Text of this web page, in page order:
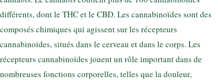
différents, dont le THC et le CBD. Les cannabinoïdes sont des
composés chimiques qui agissent sur les récepteurs
cannabinoïdes, situés dans le cerveau et dans le corps. Les
récepteurs cannabinoïdes jouent un rôle important dans de
nombreuses fonctions corporelles, telles que la douleur,